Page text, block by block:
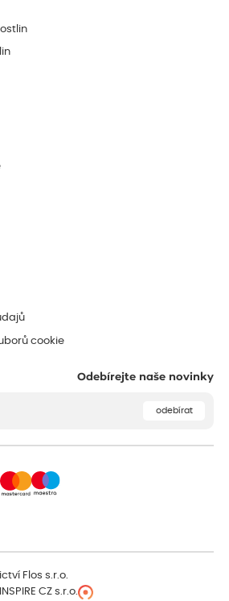
cookie
Odebírejte naše novinky
odebírat
Flos s.r.o.
INSPIRE CZ s.r.o.